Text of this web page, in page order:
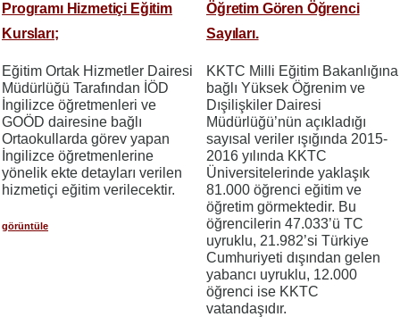
Programı Hizmetiçi Eğitim
Kursları;
Eğitim Ortak Hizmetler Dairesi
Müdürlüğü Tarafından İÖD
İngilizce öğretmenleri ve
GOÖD dairesine bağlı
Ortaokullarda görev yapan
İngilizce öğretmenlerine
yönelik ekte detayları verilen
hizmetiçi eğitim verilecektir.
görüntüle
Öğretim Gören Öğrenci
Sayıları.
KKTC Milli Eğitim Bakanlığına
bağlı Yüksek Öğrenim ve
Dışilişkiler Dairesi
Müdürlüğü’nün açıkladığı
sayısal veriler ışığında 2015-
2016 yılında KKTC
Üniversitelerinde yaklaşık
81.000 öğrenci eğitim ve
öğretim görmektedir. Bu
öğrencilerin 47.033’ü TC
uyruklu, 21.982’si Türkiye
Cumhuriyeti dışından gelen
yabancı uyruklu, 12.000
öğrenci ise KKTC
vatandaşıdır.